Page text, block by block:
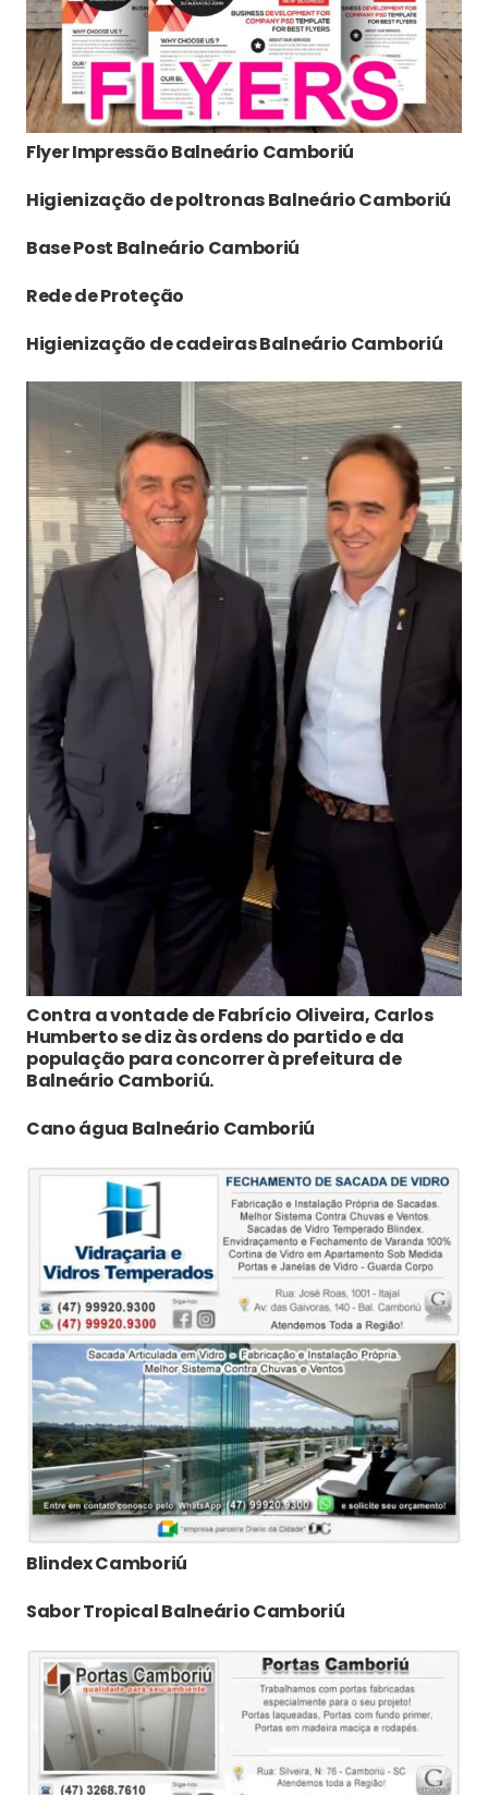
Flyer Impressão Balneário Camboriú
Higienização de poltronas Balneário Camboriú
Base Post Balneário Camboriú
Rede de Proteção
Higienização de cadeiras Balneário Camboriú
Contra a vontade de Fabrício Oliveira, Carlos
Humberto se diz às ordens do partido e da
população para concorrer à prefeitura de
Balneário Camboriú.
Cano água Balneário Camboriú
Blindex Camboriú
Sabor Tropical Balneário Camboriú